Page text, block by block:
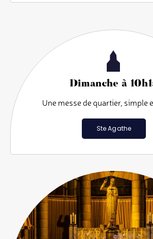
Dimanche à
Une messe de quartier, simple
Ste Agathe